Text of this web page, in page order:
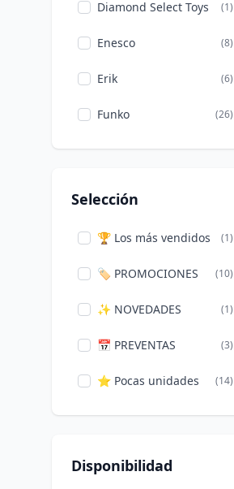
Diamond Select Toys (1)
Enesco (8)
Erik (6)
Funko (26)
Iron Studios (3)
Selección
🏆 Los más vendidos (1)
🏷️ PROMOCIONES (10)
✨ NOVEDADES (1)
📅 PREVENTAS (3)
⭐ Pocas unidades (14)
Disponibilidad